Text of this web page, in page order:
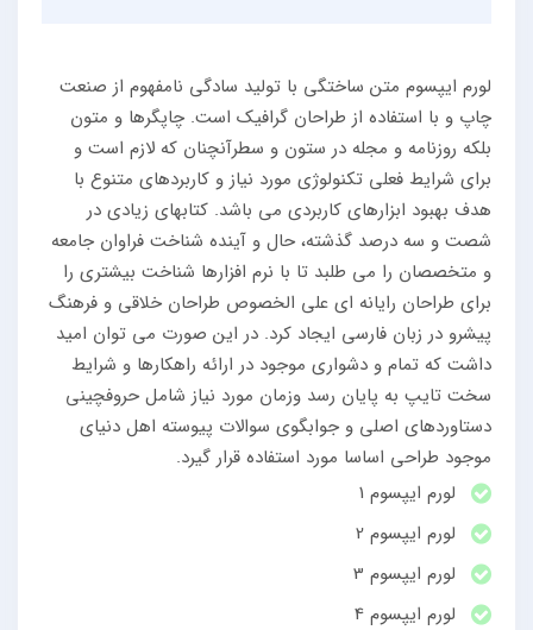
لورم ایپسوم متن ساختگی با تولید سادگی نامفهوم از صنعت
چاپ و با استفاده از طراحان گرافیک است. چاپگرها و متون
بلکه روزنامه و مجله در ستون و سطرآنچنان که لازم است و
برای شرایط فعلی تکنولوژی مورد نیاز و کاربردهای متنوع با
هدف بهبود ابزارهای کاربردی می باشد. کتابهای زیادی در
شصت و سه درصد گذشته، حال و آینده شناخت فراوان جامعه
و متخصصان را می طلبد تا با نرم افزارها شناخت بیشتری را
برای طراحان رایانه ای علی الخصوص طراحان خلاقی و فرهنگ
پیشرو در زبان فارسی ایجاد کرد. در این صورت می توان امید
داشت که تمام و دشواری موجود در ارائه راهکارها و شرایط
سخت تایپ به پایان رسد وزمان مورد نیاز شامل حروفچینی
دستاوردهای اصلی و جوابگوی سوالات پیوسته اهل دنیای
موجود طراحی اساسا مورد استفاده قرار گیرد.
لورم ایپسوم 1
لورم ایپسوم 2
لورم ایپسوم 3
لورم ایپسوم 4